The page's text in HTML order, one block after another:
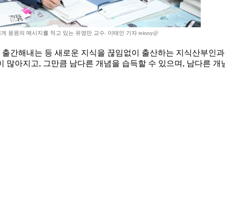
응원의 메시지를 적고 있는 유영만 교수. 이태인 기자 teinny@
간해내는 등 새로운 지식을 끊임없이 출산하는 지식산부인
아지고, 그만큼 남다른 개념을 습득할 수 있으며, 남다른